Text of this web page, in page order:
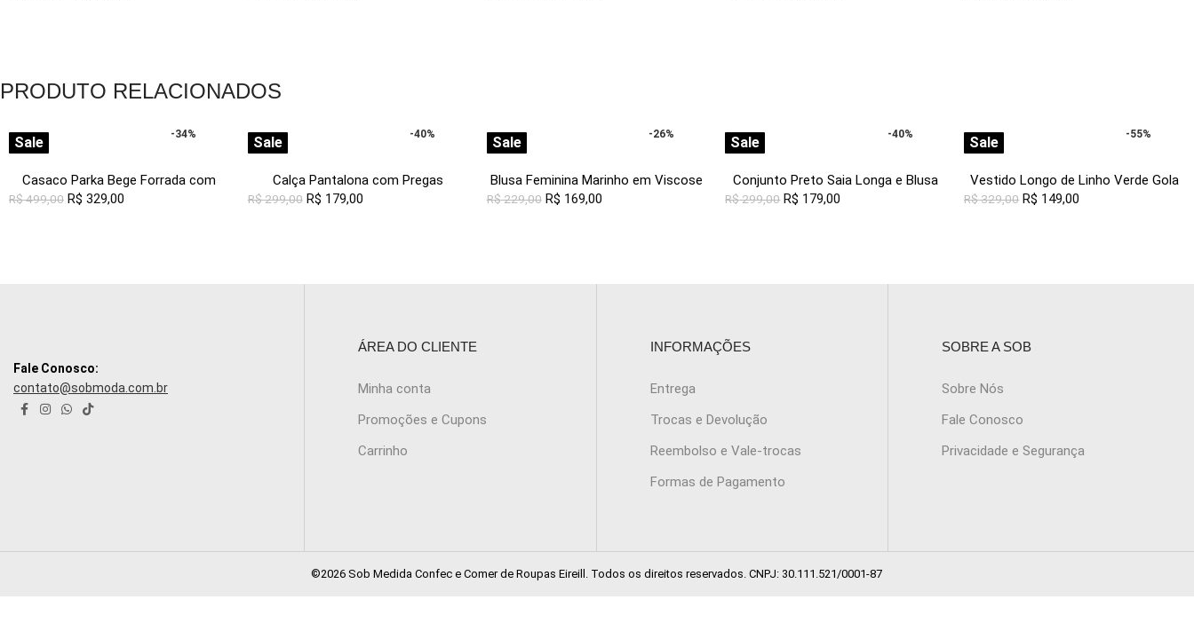
PRODUTO RELACIONADOS
Sale -34%
Casaco Parka Bege Forrada com
Capuz Sob
R$499,00 R$ 329,00
Sale -40%
Calça Pantalona com Pregas
Feminina Off White Sob com Bolsos
R$299,00 R$ 179,00
Sale -26%
Blusa Feminina Marinho em Viscose
Manga 3/4 Bordada Branco
R$229,00 R$ 169,00
Sale -40%
Conjunto Preto Saia Longa e Blusa
com Bojo Transpassado
R$299,00 R$ 179,00
Sale -55%
Vestido Longo de Linho Verde Gola
V com Bolsos Sob
R$329,00 R$ 149,00
Fale Conosco:
contato@sobmoda.com.br
ÁREA DO CLIENTE
Minha conta
Promoções e Cupons
Carrinho
INFORMAÇÕES
Entrega
Trocas e Devolução
Reembolso e Vale-trocas
Formas de Pagamento
SOBRE A SOB
Sobre Nós
Fale Conosco
Privacidade e Segurança
©2026 Sob Medida Confec e Comer de Roupas Eireill. Todos os direitos reservados. CNPJ: 30.111.521/0001-87